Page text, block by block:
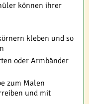
können ihrer
kleben und so
oder Armbänder
zum Malen
und mit